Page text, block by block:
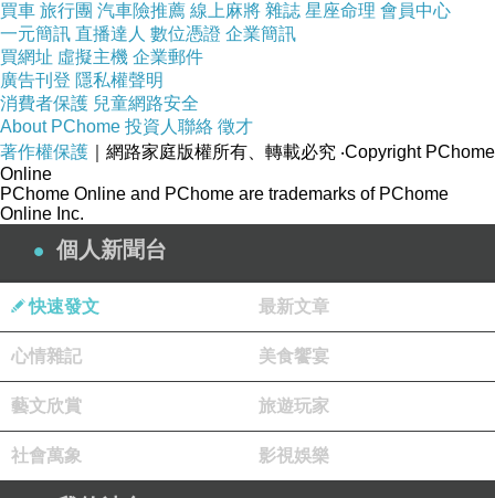
買車 旅行團 汽車險推薦 線上麻將 雜誌 星座命理 會員中心
一元簡訊 直播達人 數位憑證 企業簡訊
買網址 虛擬主機 企業郵件
廣告刊登 隱私權聲明
消費者保護 兒童網路安全
About PChome 投資人聯絡 徵才
著作權保護 ｜網路家庭版權所有、轉載必究 ‧Copyright PChome
Online
PChome Online and PChome are trademarks of PChome
Online Inc.
個人新聞台
快速發文 最新文章
心情雜記 美食饗宴
藝文欣賞 旅遊玩家
社會萬象 影視娛樂